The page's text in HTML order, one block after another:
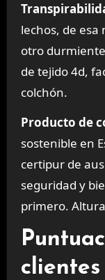
lechos, de
otro
de tejido 4d,
colchón.
Producto de
sostenible en
certipur de
seguridad y
primero.